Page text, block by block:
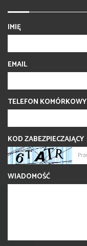
IMIĘ
EMAIL
TELEFON KOMÓRKOWY
KOD ZABEZPIECZAJĄCY
WIADOMOŚĆ